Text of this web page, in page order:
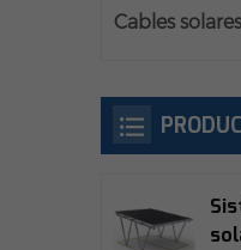
Cables